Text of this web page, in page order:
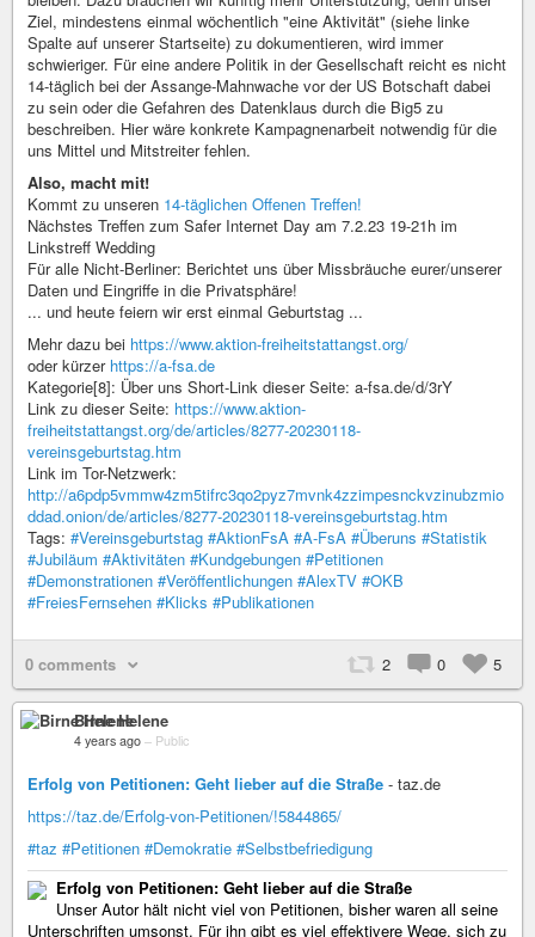
Ziel, mindestens einmal wöchentlich "eine Aktivität" (siehe linke
Spalte auf unserer Startseite) zu dokumentieren, wird immer
schwieriger. Für eine andere Politik in der Gesellschaft reicht es nicht
14-täglich bei der Assange-Mahnwache vor der US Botschaft dabei
zu sein oder die Gefahren des Datenklaus durch die Big5 zu
beschreiben. Hier wäre konkrete Kampagnenarbeit notwendig für die
uns Mittel und Mitstreiter fehlen.
Also, macht mit!
Kommt zu unseren 14-täglichen Offenen Treffen!
Nächstes Treffen zum Safer Internet Day am 7.2.23 19-21h im
Linkstreff Wedding
Für alle Nicht-Berliner: Berichtet uns über Missbräuche eurer/unserer
Daten und Eingriffe in die Privatsphäre!
... und heute feiern wir erst einmal Geburtstag ...
Mehr dazu bei https://www.aktion-freiheitstattangst.org/
oder kürzer https://a-fsa.de
Kategorie[8]: Über uns Short-Link dieser Seite: a-fsa.de/d/3rY
Link zu dieser Seite: https://www.aktion-
freiheitstattangst.org/de/articles/8277-20230118-
vereinsgeburtstag.htm
Link im Tor-Netzwerk:
http://a6pdp5vmmw4zm5tifrc3qo2pyz7mvnk4zzimpesnckvzinubzmio
ddad.onion/de/articles/8277-20230118-vereinsgeburtstag.htm
Tags: #Vereinsgeburtstag #AktionFsA #A-FsA #Überuns #Statistik
#Jubiläum #Aktivitäten #Kundgebungen #Petitionen
#Demonstrationen #Veröffentlichungen #AlexTV #OKB
#FreiesFernsehen #Klicks #Publikationen
0 comments 2 0 5
Birne Helene
4 years ago – Public
Erfolg von Petitionen: Geht lieber auf die Straße - taz.de
https://taz.de/Erfolg-von-Petitionen/!5844865/
#taz #Petitionen #Demokratie #Selbstbefriedigung
Erfolg von Petitionen: Geht lieber auf die Straße
Unser Autor hält nicht viel von Petitionen, bisher waren all seine
Unterschriften umsonst. Für ihn gibt es viel effektivere Wege, sich zu